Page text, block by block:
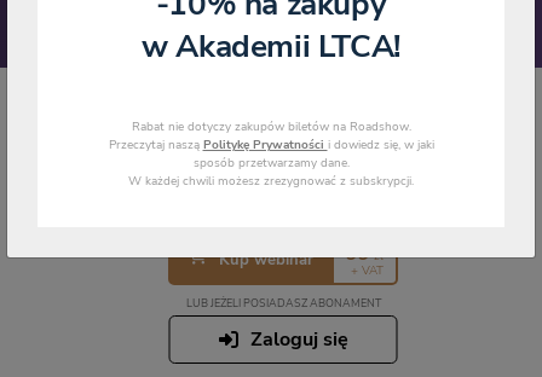
CHATGPT, CLAUDE, GEMINI, COPILOT – KTÓRY MODEL DLA FINANSISTY?
ABY SIĘ ZAPISAĆ NA WEBINAR
Kup webinar 99zł
+ VAT
LUB JEŻELI POSIADASZ ABONAMENT
Zaloguj się
w Akademii LTCA!
Rabat nie dotyczy zakupów biletów na Roadshow.
Przeczytaj naszą Politykę Prywatności i dowiedz się, w jaki
sposób przetwarzamy dane.
W każdej chwili możesz zrezygnować z subskrypcji.